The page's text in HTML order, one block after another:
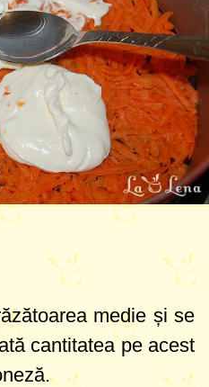
medie și se
cantitatea pe acest